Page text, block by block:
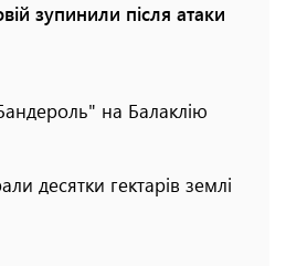
зупинили після атаки
на Балаклію
десятки гектарів землі